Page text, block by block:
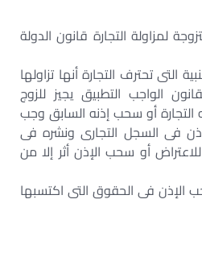
لمزاولة التجارة قانون الدولة
التى تحترف التجارة أنها تزاولها
الواجب التطبيق يجيز للزوج
التجارة أو سحب إذنه السابق وجب
فى السجل التجارى ونشره فى
أو سحب الإذن أثر إلا من
الإذن فى الحقوق التى اكتسبها